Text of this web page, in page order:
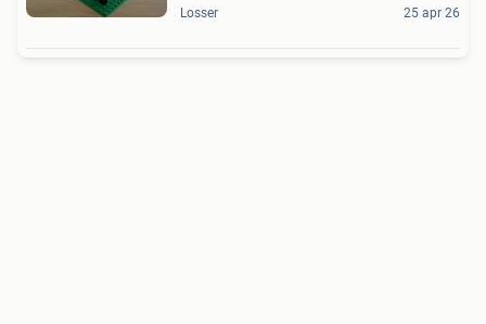
Losser 25 apr 26